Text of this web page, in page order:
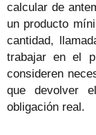
calcular de
un producto
cantidad,
trabajar en el
consideren
que devolver
obligación real.